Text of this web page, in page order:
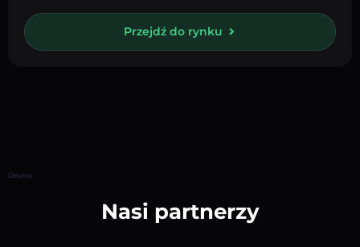
Przejdź do rynku
Główna
Nasi partnerzy